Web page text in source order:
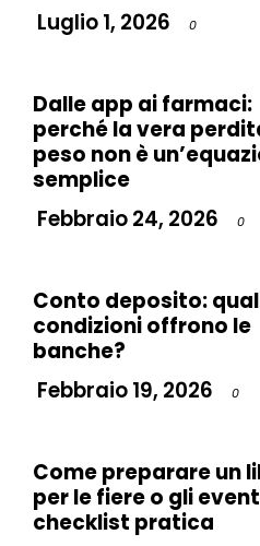
Luglio 1, 2026
0
Dalle app ai farmaci:
perché la vera
peso non è
semplice
Febbraio 24, 2026
0
Conto deposito:
condizioni offrono le
banche?
Febbraio 19, 2026
0
Come preparare un
per le fiere o gli
checklist pratica